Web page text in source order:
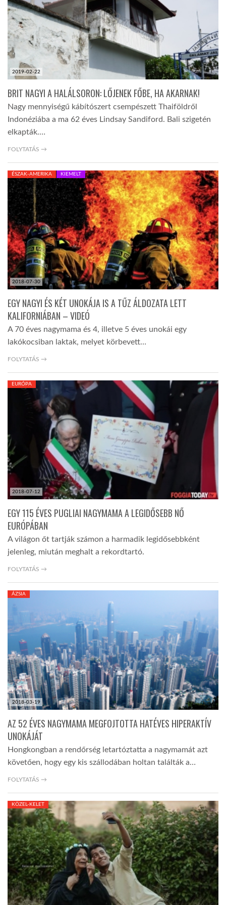
LATIMO.HU
GLOBOBOOK
2019-02-22
BRIT NAGYI A HALÁLSORON: LŐJENEK FŐBE, HA AKARNAK!
Nagy mennyiségű kábítószert csempészett Thaiföldről
Indonéziába a ma 62 éves Lindsay Sandiford. Bali szigetén
elkapták.…
FOLYTATÁS →
2018-07-30
ÉSZAK-AMERIKA KIEMELT
EGY NAGYI ÉS KÉT UNOKÁJA IS A TŰZ ÁLDOZATA LETT
KALIFORNIÁBAN – VIDEÓ
A 70 éves nagymama és 4, illetve 5 éves unokái egy
lakókocsiban laktak, melyet körbevett…
FOLYTATÁS →
2018-07-12
EURÓPA
EGY 115 ÉVES PUGLIAI NAGYMAMA A LEGIDŐSEBB NŐ
EURÓPÁBAN
A világon őt tartják számon a harmadik legidősebbként
jelenleg, miután meghalt a rekordtartó.
FOLYTATÁS →
2018-03-19
ÁZSIA
AZ 52 ÉVES NAGYMAMA MEGFOJTOTTA HATÉVES HIPERAKTÍV
UNOKÁJÁT
Hongkongban a rendőrség letartóztatta a nagymamát azt
követően, hogy egy kis szállodában holtan találták a…
FOLYTATÁS →
KÖZEL-KELET